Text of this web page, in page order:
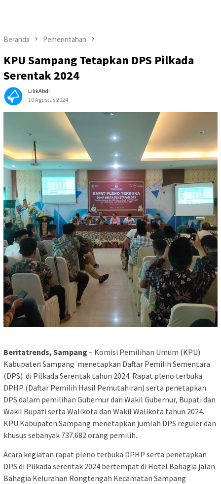
Beranda Pemerintahan
KPU Sampang Tetapkan DPS Pilkada
Serentak 2024
LilikAbdi
10 Agustus 2024
Beritatrends, Sampang – Komisi Pemilihan Umum (KPU)
Kabupaten Sampang menetapkan Daftar Pemilih Sementara
(DPS) di Pilkada Serentak tahun 2024. Rapat pleno terbuka
DPHP (Daftar Pemilih Hasil Pemutahiran) serta penetapkan
DPS dalam pemilihan Gubernur dan Wakil Gubernur, Bupati dan
Wakil Bupati serta Walikota dan Wakil Walikota tahun 2024.
KPU Kabupaten Sampang menetapkan jumlah DPS reguler dan
khusus sebanyak 737.682 orang pemilih.
Acara kegiatan rapat pleno terbuka DPHP serta penetapkan
DPS di Pilkada serentak 2024 bertempat di Hotel Bahagia jalan
Bahagia Kelurahan Rongtengah Kecamatan Sampang